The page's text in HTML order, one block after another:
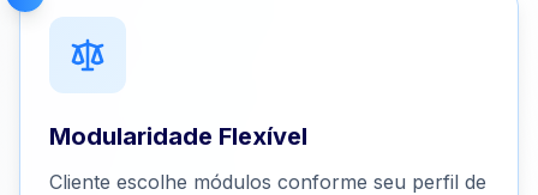
Modularidade Flexível
Cliente escolhe módulos conforme seu perfil de